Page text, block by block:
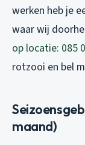
werken heb je
waar wij
op locatie: 085
rotzooi en bel
maand)